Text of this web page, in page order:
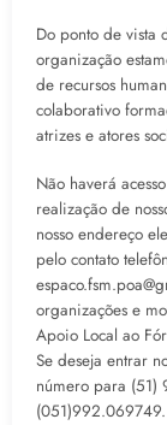
Do ponto de vista
organização
de recursos
colaborativo
atrizes e atores
Não haverá
realização de
nosso endereço
pelo contato
organizações e
Apoio Local ao
Se deseja entrar
número para (51)
(051)992.069749.